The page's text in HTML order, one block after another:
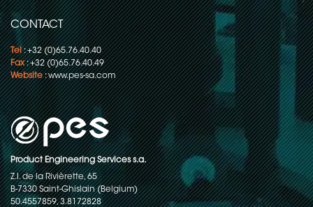
CONTACT
Tel: +32 (0)65.76.40.40
Fax: +32 (0)65.76.40.49
Website:www.pes-sa.com
Product Engineering Services s.a.
Z.I. de la Rivièrette, 65
B-7330 Saint-Ghislain (Belgium)
50.4557859, 3.8172828